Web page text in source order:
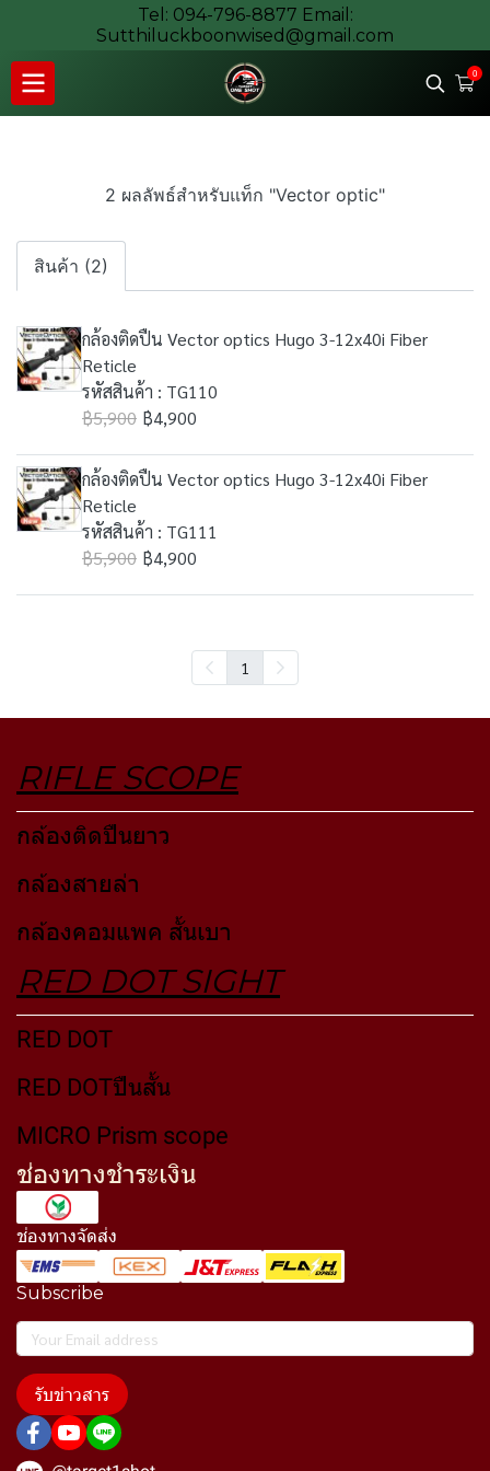
Tel: 094-796-8877 Email:
Sutthiluckboonwised@gmail.com
0
2 ผลลัพธ์สำหรับแท็ก "Vector optic"
สินค้า (2)
กล้องติดปืน Vector optics Hugo 3-12x40i Fiber
Reticle
รหัสสินค้า : TG110
฿5,900 ฿4,900
กล้องติดปืน Vector optics Hugo 3-12x40i Fiber
Reticle
รหัสสินค้า : TG111
฿5,900 ฿4,900
1
RIFLE SCOPE
กล้องติดปืนยาว
กล้องสายล่า
กล้องคอมแพค สั้นเบา
RED DOT SIGHT
RED DOT
RED DOTปืนสั้น
MICRO Prism scope
ช่องทางชำระเงิน
ช่องทางจัดส่ง
Subscribe
รับข่าวสาร